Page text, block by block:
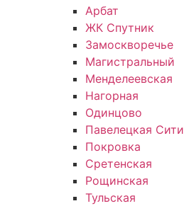
Арбат
ЖК Спутник
Замоскворечье
Магистральный
Менделеевская
Нагорная
Одинцово
Павелецкая Сити
Покровка
Сретенская
Рощинская
Тульская